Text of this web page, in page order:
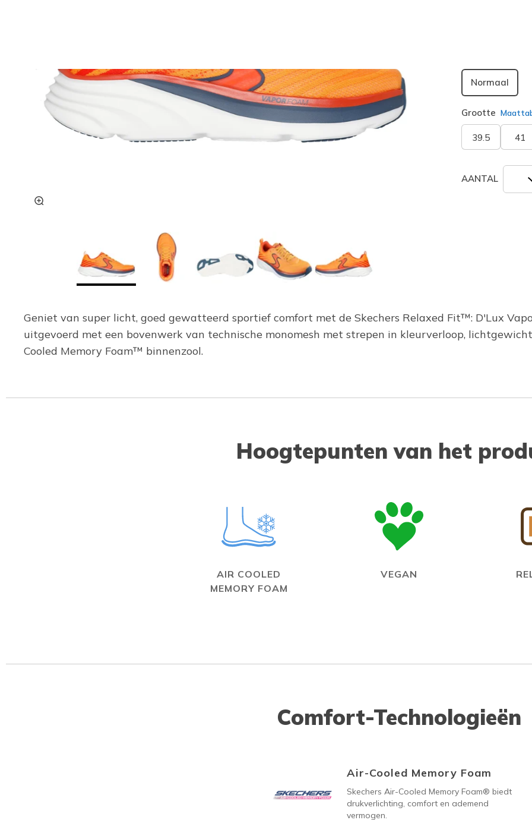
Normaal
Grootte
39.5 41
AANTAL
Geniet van super licht, goed gewatteerd sportief comfort met de Skechers Relaxed Fit™: D'Lux
uitgevoerd met een bovenwerk van technische monomesh met strepen in kleurverloop,
Cooled Memory Foam™ binnenzool.
Hoogtepunten van het
AIR COOLED
MEMORY FOAM
VEGAN
Comfort-Technologieën
Air-Cooled Memory Foam
Skechers Air-Cooled Memory Foam® biedt
drukverlichting, comfort en ademend
vermogen.